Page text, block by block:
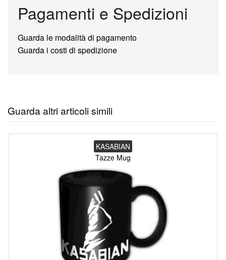
Pagamenti e Spedizioni
Guarda le modalità di pagamento
Guarda i costi di spedizione
Guarda altri articoli simili
KASABIAN
Tazze Mug